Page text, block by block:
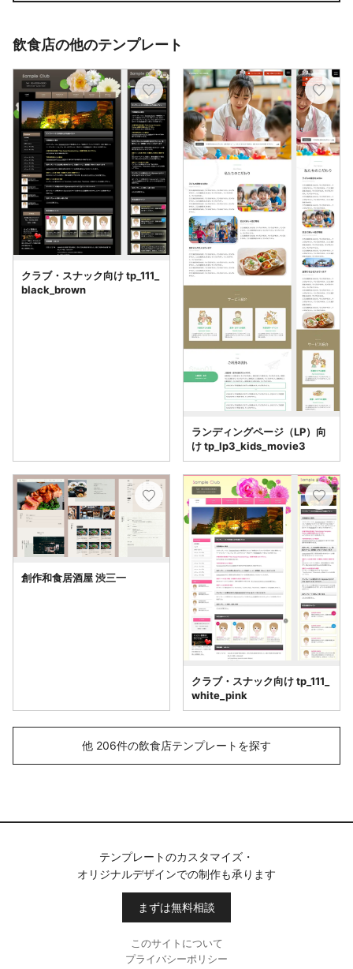
飲食店の他のテンプレート
クラブ・スナック向け tp_111_
black_brown
ランディングページ（LP）向
け tp_lp3_kids_movie3
創作和食居酒屋 渋三一
クラブ・スナック向け tp_111_
white_pink
他 206件の飲食店テンプレートを探す
テンプレートのカスタマイズ・
オリジナルデザインでの制作も承ります
まずは無料相談
このサイトについて
プライバシーポリシー